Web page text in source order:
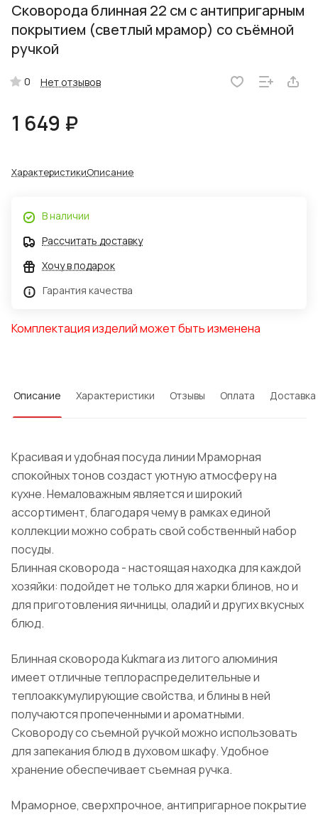
Сковорода блинная 22 см с антипригарным
покрытием (светлый мрамор) со съёмной
ручкой
0 Нет отзывов
1 649 ₽
ХарактеристикиОписание
В наличии
Рассчитать доставку
Хочу в подарок
Гарантия качества
Комплектация изделий может быть изменена
Описание Характеристики Отзывы Оплата Доставка
Красивая и удобная посуда линии Мраморная
спокойных тонов создаст уютную атмосферу на
кухне. Немаловажным является и широкий
ассортимент, благодаря чему в рамках единой
коллекции можно собрать свой собственный набор
посуды.
Блинная сковорода - настоящая находка для каждой
хозяйки: подойдет не только для жарки блинов, но и
для приготовления яичницы, оладий и других вкусных
блюд.
Блинная сковорода Kukmara из литого алюминия
имеет отличные теплораспределительные и
теплоаккумулирующие свойства, и блины в ней
получаются пропеченными и ароматными.
Сковороду со съемной ручкой можно использовать
для запекания блюд в духовом шкафу. Удобное
хранение обеспечивает съемная ручка.
Мраморное, сверхпрочное, антипригарное покрытие